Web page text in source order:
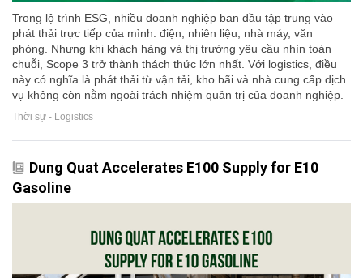
Trong lộ trình ESG, nhiều doanh nghiệp ban đầu tập trung vào
phát thải trực tiếp của mình: điện, nhiên liệu, nhà máy, văn
phòng. Nhưng khi khách hàng và thị trường yêu cầu nhìn toàn
chuỗi, Scope 3 trở thành thách thức lớn nhất. Với logistics, điều
này có nghĩa là phát thải từ vận tải, kho bãi và nhà cung cấp dịch
vụ không còn nằm ngoài trách nhiệm quản trị của doanh nghiệp.
Thời sự - Logistics
Dung Quat Accelerates E100 Supply for E10
Gasoline